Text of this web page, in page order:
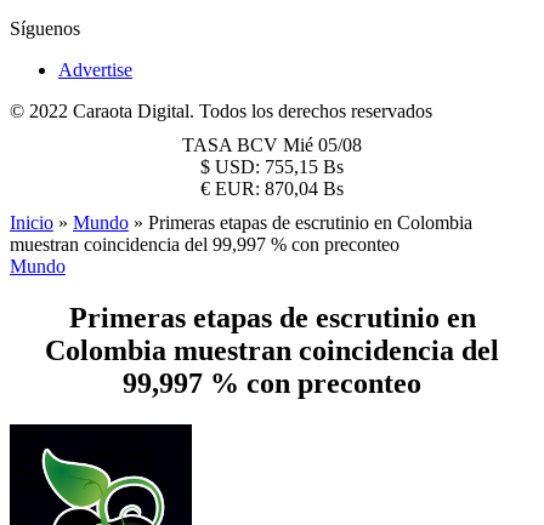
Síguenos
Advertise
© 2022 Caraota Digital. Todos los derechos reservados
TASA BCV Mié 05/08
$ USD: 755,15 Bs
€ EUR: 870,04 Bs
Inicio » Mundo » Primeras etapas de escrutinio en Colombia
muestran coincidencia del 99,997 % con preconteo
Mundo
Primeras etapas de escrutinio en
Colombia muestran coincidencia del
99,997 % con preconteo